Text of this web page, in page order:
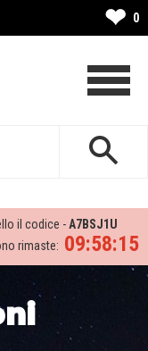
❤ 0
il codice -A7BSJ1U
09:58:13
rimaste: